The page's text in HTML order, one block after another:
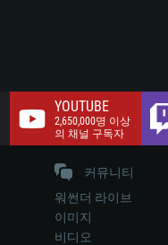
YOUTUBE
2,650,000명 이상
의 채널 구독자
커뮤니티
워썬더 라이브
이미지
비디오